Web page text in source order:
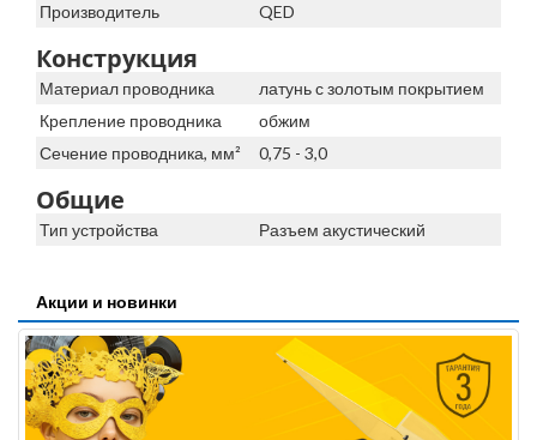
Производитель QED
Конструкция
Материал проводника
латунь с золотым покрытием
Крепление проводника
обжим
Сечение проводника, мм²
0,75 - 3,0
Общие
Тип устройства Разъем акустический
Акции и новинки